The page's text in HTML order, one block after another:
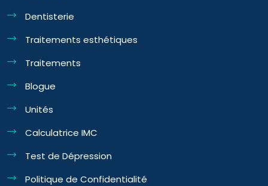
Dentisterie
Traitements esthétiques
Traitements
Blogue
Unités
Calculatrice IMC
Test de Dépression
Politique de Confidentialité